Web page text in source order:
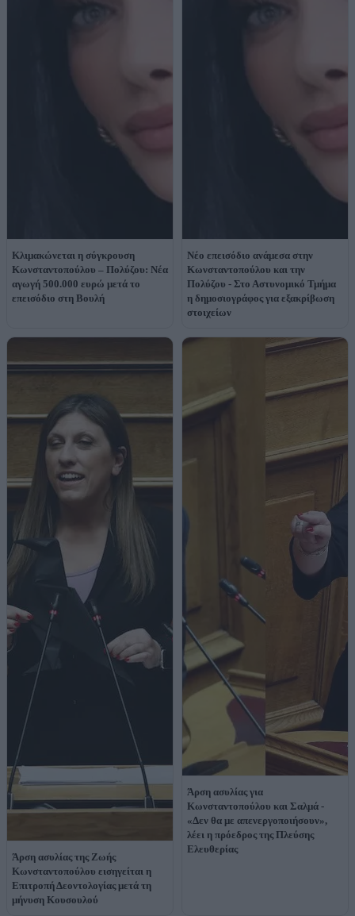
Κλιμακώνεται η σύγκρουση
Κωνσταντοπούλου – Πολύζου: Νέα
αγωγή 500.000 ευρώ μετά το
επεισόδιο στη Βουλή
Νέο επεισόδιο ανάμεσα στην
Κωνσταντοπούλου και την
Πολύζου - Στο Αστυνομικό Τμήμα
η δημοσιογράφος για εξακρίβωση
στοιχείων
Άρση ασυλίας της Ζωής
Κωνσταντοπούλου εισηγείται η
Επιτροπή Δεοντολογίας μετά τη
μήνυση Κουσουλού
Άρση ασυλίας για
Κωνσταντοπούλου και Σαλμά -
«Δεν θα με απενεργοποιήσουν»,
λέει η πρόεδρος της Πλεύσης
Ελευθερίας